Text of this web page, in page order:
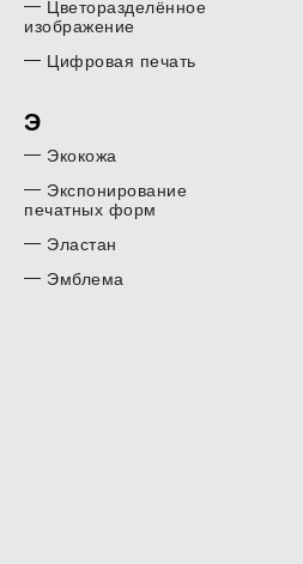
Цветоразделённое
изображение
Цифровая печать
Э
Экокожа
Экспонирование
печатных форм
Эластан
Эмблема